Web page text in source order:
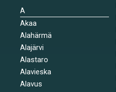
A
Akaa
Alahärmä
Alajärvi
Alastaro
Alavieska
Alavus